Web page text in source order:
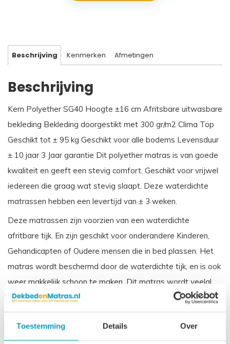
Toestemming Details Over
Beschrijving Kenmerken Afmetingen
Beschrijving
Kern Polyether SG40 Hoogte ±16 cm Afritsbare uitwasbare
bekleding Bekleding doorgestikt met 300 gr/m2 Clima Top
Geschikt tot ± 95 kg Geschikt voor alle bodems Levensduur
± 10 jaar 3 Jaar garantie Dit polyether matras is van goede
kwaliteit en geeft een stevig comfort. Geschikt voor vrijwel
iedereen die graag wat stevig slaapt. Deze waterdichte
matrassen hebben een levertijd van ± 3 weken.
Deze matrassen zijn voorzien van een waterdichte
afritbare tijk. En zijn geschikt voor onderandere Kinderen,
Gehandicapten of Oudere mensen die in bed plassen. Het
matras wordt beschermd door de waterdichte tijk, en is ook
weer makkelijk schoon te maken. Dit matras wordt veelal
toegepast in zorginstellingen.
Vergelijkbare benamingen voor een koudschuim waterdichte
matras zijn: Incontinentie matras, Zorgmatras, Vloeistofdicht